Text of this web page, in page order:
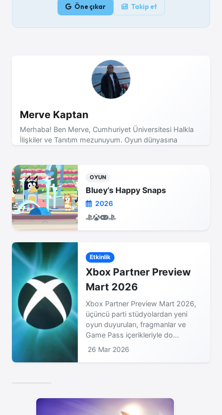
Öne çıkar Takip et
Merve Kaptan
Merhaba! Ben Merve, Cumhuriyet Üniversitesi Halkla
İlişkiler ve Tanıtım mezunuyum. Oyun dünyasına
OYUN
Bluey’s Happy Snaps
2026
Etkinlik
Xbox Partner Preview
Mart 2026
Xbox Partner Preview Mart 2026,
üçüncü parti stüdyolardan yeni
oyun duyuruları, fragmanlar ve
Game Pass içerikleriyle do...
26 Mar 2026